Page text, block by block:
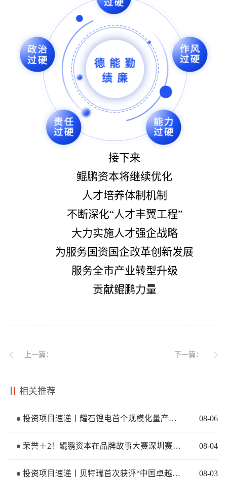
接下来
鲲鹏资本将继续优化
人才培养体制机制
不断深化“人才丰翼工程”
大力实施人才强企战略
为服务国资国企改革创新发展
服务全市产业转型升级
贡献鲲鹏力量
上一篇： 下一篇：
相关推荐
投资项目速递丨耀石锂电首个规模化量产基地签约落地 08-06
荣誉＋2！鲲鹏资本在品牌故事大赛深圳赛区再获佳绩 08-04
投资项目速递丨贝特瑞首次获评“中国卓越管理公司” 08-03